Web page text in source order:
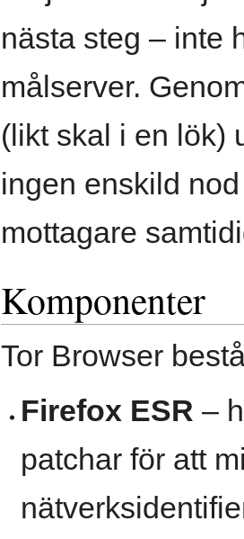
nästa steg – inte
målserver.
(likt skal i en lök)
ingen enskild
mottagare
Komponenter
Tor Browser
Firefox ESR –
patchar för att